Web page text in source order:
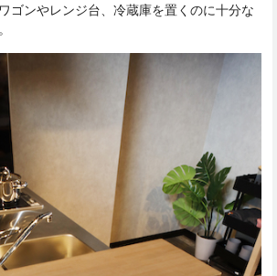
ゴンやレンジ台、冷蔵庫を置くのに十分な